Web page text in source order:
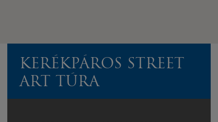
KERÉKPÁROS STREET
ART TÚRA